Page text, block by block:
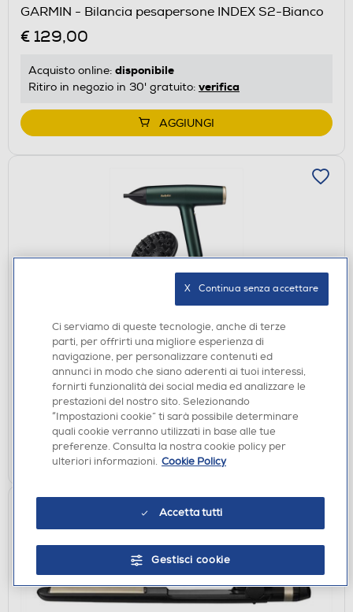
GARMIN - Bilancia pesapersone INDEX S2-Bianco
€ 129,00
Acquisto online: disponibile
Ritiro in negozio in 30' gratuito: verifica
AGGIUNGI
BABYLISS - Asciugacapelli D6555DE-VERDE
BOSCO
€ 84,90
Acquisto online:disponibile
Ritiro in negozio in 30' gratuito:verifica
AGGIUNGI
Ci serviamo di queste tecnologie, anche di terze
parti, per offrirti una migliore esperienza di
navigazione, per personalizzare contenuti ed
annunci in modo che siano aderenti ai tuoi interessi,
fornirti funzionalità dei social media ed analizzare le
prestazioni del nostro sito. Selezionando
“Impostazioni cookie” ti sarà possibile determinare
quali cookie verranno utilizzati in base alle tue
preferenze. Consulta la nostra cookie policy per
ulteriori informazioni. Cookie Policy
Accetta tutti
Gestisci cookie
X   Continua senza accettare